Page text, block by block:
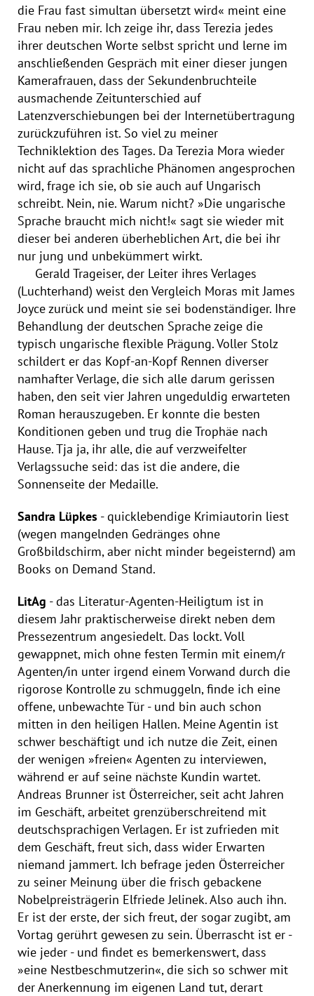
die Frau fast simultan übersetzt wird« meint eine
Frau neben mir. Ich zeige ihr, dass Terezia jedes
ihrer deutschen Worte selbst spricht und lerne im
anschließenden Gespräch mit einer dieser jungen
Kamerafrauen, dass der Sekundenbruchteile
ausmachende Zeitunterschied auf
Latenzverschiebungen bei der Internetübertragung
zurückzuführen ist. So viel zu meiner
Techniklektion des Tages. Da Terezia Mora wieder
nicht auf das sprachliche Phänomen angesprochen
wird, frage ich sie, ob sie auch auf Ungarisch
schreibt. Nein, nie. Warum nicht? »Die ungarische
Sprache braucht mich nicht!« sagt sie wieder mit
dieser bei anderen überheblichen Art, die bei ihr
nur jung und unbekümmert wirkt.
Gerald Trageiser, der Leiter ihres Verlages
(Luchterhand) weist den Vergleich Moras mit James
Joyce zurück und meint sie sei bodenständiger. Ihre
Behandlung der deutschen Sprache zeige die
typisch ungarische flexible Prägung. Voller Stolz
schildert er das Kopf-an-Kopf Rennen diverser
namhafter Verlage, die sich alle darum gerissen
haben, den seit vier Jahren ungeduldig erwarteten
Roman herauszugeben. Er konnte die besten
Konditionen geben und trug die Trophäe nach
Hause. Tja ja, ihr alle, die auf verzweifelter
Verlagssuche seid: das ist die andere, die
Sonnenseite der Medaille.
Sandra Lüpkes - quicklebendige Krimiautorin liest
(wegen mangelnden Gedränges ohne
Großbildschirm, aber nicht minder begeisternd) am
Books on Demand Stand.
LitAg - das Literatur-Agenten-Heiligtum ist in
diesem Jahr praktischerweise direkt neben dem
Pressezentrum angesiedelt. Das lockt. Voll
gewappnet, mich ohne festen Termin mit einem/r
Agenten/in unter irgend einem Vorwand durch die
rigorose Kontrolle zu schmuggeln, finde ich eine
offene, unbewachte Tür - und bin auch schon
mitten in den heiligen Hallen. Meine Agentin ist
schwer beschäftigt und ich nutze die Zeit, einen
der wenigen »freien« Agenten zu interviewen,
während er auf seine nächste Kundin wartet.
Andreas Brunner ist Österreicher, seit acht Jahren
im Geschäft, arbeitet grenzüberschreitend mit
deutschsprachigen Verlagen. Er ist zufrieden mit
dem Geschäft, freut sich, dass wider Erwarten
niemand jammert. Ich befrage jeden Österreicher
zu seiner Meinung über die frisch gebackene
Nobelpreisträgerin Elfriede Jelinek. Also auch ihn.
Er ist der erste, der sich freut, der sogar zugibt, am
Vortag gerührt gewesen zu sein. Überrascht ist er -
wie jeder - und findet es bemerkenswert, dass
»eine Nestbeschmutzerin«, die sich so schwer mit
der Anerkennung im eigenen Land tut, derart